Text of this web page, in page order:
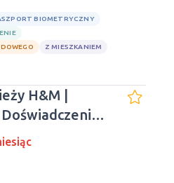
BIOMETRYCZNY
Z MIESZKANIEM
H&M |